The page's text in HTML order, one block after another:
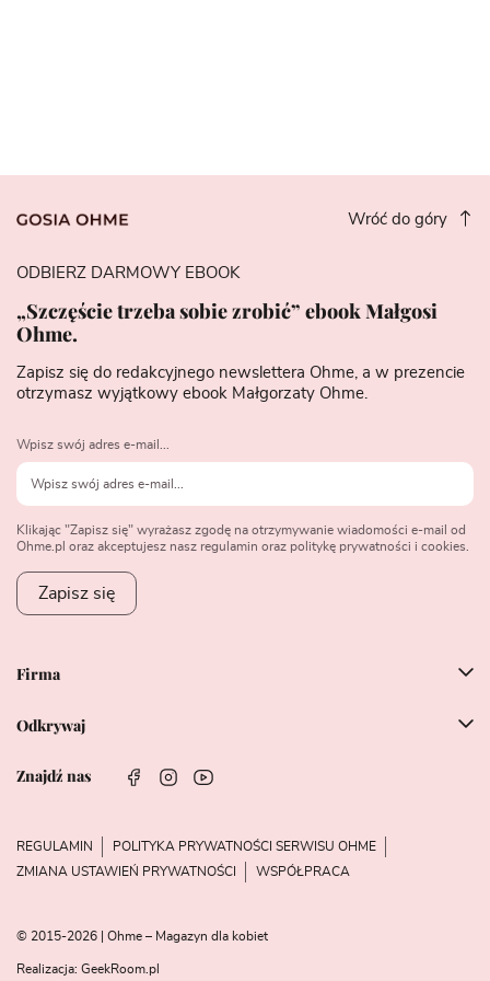
Wróć do góry
Firma
Odkrywaj
Znajdź nas
ODBIERZ DARMOWY EBOOK
„Szczęście trzeba sobie zrobić” ebook Małgosi
Ohme.
Zapisz się do redakcyjnego newslettera Ohme, a w prezencie
otrzymasz wyjątkowy ebook Małgorzaty Ohme.
Wpisz swój adres e-mail...
Klikając "Zapisz się" wyrażasz zgodę na otrzymywanie wiadomości e-mail od
Ohme.pl oraz akceptujesz nasz regulamin oraz politykę prywatności i cookies.
Zapisz się
REGULAMIN
POLITYKA PRYWATNOŚCI SERWISU OHME
ZMIANA USTAWIEŃ PRYWATNOŚCI
WSPÓŁPRACA
© 2015-2026 | Ohme – Magazyn dla kobiet
Realizacja: GeekRoom.pl